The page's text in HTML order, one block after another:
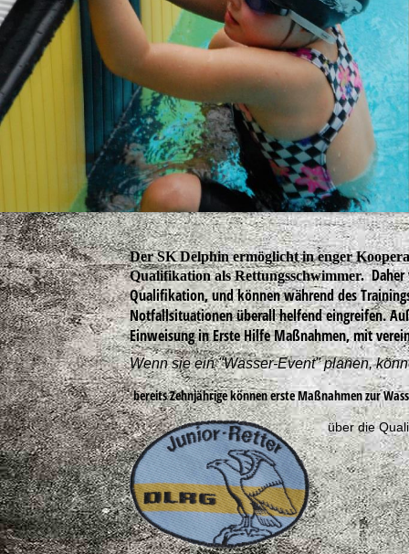
Der SK Delphin ermöglicht in enger
Qualifikation als Rettungsschwimmer.Daher
Qualifikation, und können während des
Notfallsituationen überall helfend eingreifen.
Einweisung in Erste Hilfe Maßnahmen, mit
Wenn sie ein "Wasser-Event" planen,
bereits Zehnjährige können erste Maßnahmen zur
über die